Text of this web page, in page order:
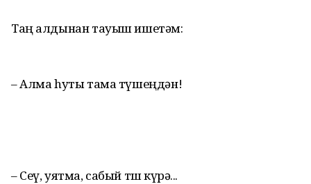
Таң алдынан тауыш ишетәм:
– Алма hуты тама түшеңдән!
– Сеү, уятма, сабый төш күрә...